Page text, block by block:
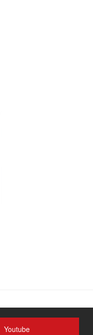
Youtube